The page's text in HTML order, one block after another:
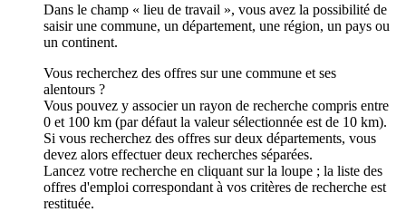
Dans le champ « lieu de travail », vous avez la possibilité de
saisir une commune, un département, une région, un pays ou
un continent.
Vous recherchez des offres sur une commune et ses
alentours ?
Vous pouvez y associer un rayon de recherche compris entre
0 et 100 km (par défaut la valeur sélectionnée est de 10 km).
Si vous recherchez des offres sur deux départements, vous
devez alors effectuer deux recherches séparées.
Lancez votre recherche en cliquant sur la loupe ; la liste des
offres d'emploi correspondant à vos critères de recherche est
restituée.